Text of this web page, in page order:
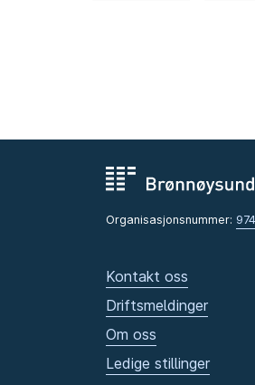
Organisasjonsnummer:
Kontakt oss
Driftsmeldinger
Om oss
Ledige stillinger